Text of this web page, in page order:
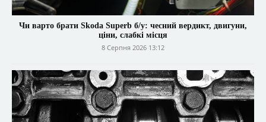
Чи варто брати Skoda Superb б/у: чесний вердикт, двигуни,
ціни, слабкі місця
8 Серпня 2026 13:12